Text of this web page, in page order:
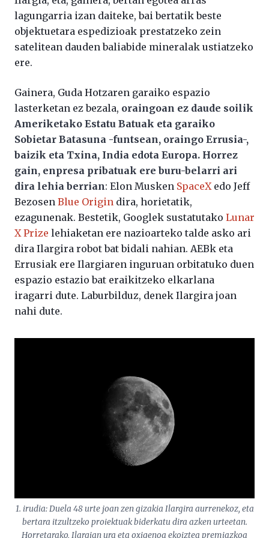
lagungarria izan daiteke, bai bertatik beste
objektuetara espedizioak prestatzeko zein
satelitean dauden baliabide mineralak ustiatzeko
ere.
Gainera, Guda Hotzaren garaiko espazio
lasterketan ez bezala, oraingoan ez daude soilik
Ameriketako Estatu Batuak eta garaiko
Sobietar Batasuna -funtsean, oraingo Errusia-,
baizik eta Txina, India edota Europa. Horrez
gain, enpresa pribatuak ere buru-belarri ari
dira lehia berrian: Elon Musken SpaceXedo Jeff
Bezosen Blue Origin dira, horietatik,
ezagunenak. Bestetik, Googlek sustatutako Lunar
X Prize lehiaketan ere nazioarteko talde asko ari
dira Ilargira robot bat bidali nahian. AEBk eta
Errusiak ere Ilargiaren inguruan orbitatuko duen
espazio estazio bat eraikitzeko elkarlana
iragarri dute. Laburbilduz, denek Ilargira joan
nahi dute.
1. irudia: Duela 48 urte joan zen gizakia Ilargira aurrenekoz, eta
bertara itzultzeko proiektuak biderkatu dira azken urteetan.
Horretarako, Ilargian ura eta oxigenoa ekoiztea premiazkoa